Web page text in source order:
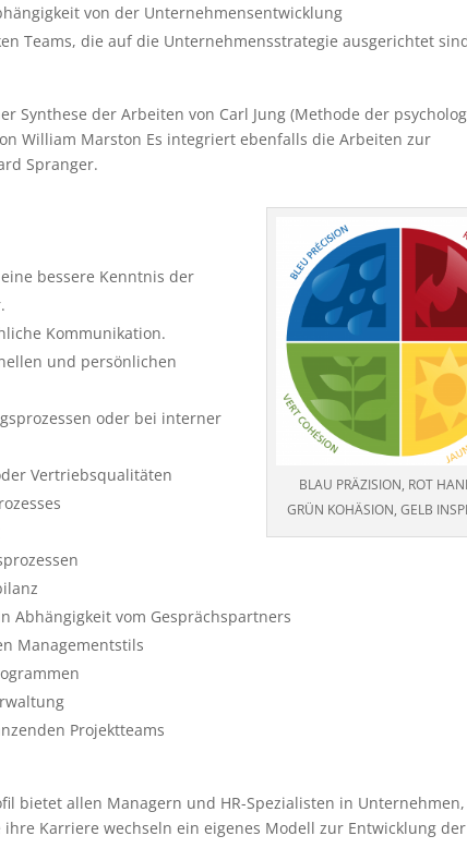
von der Unternehmensentwicklung
Teams, die auf die Unternehmensstrategie ausgerichtet
Synthese der Arbeiten von Carl Jung (Methode der
William Marston Es integriert ebenfalls die Arbeiten zur
Spranger.
BLAU PRÄZISION, ROT
GRÜN KOHÄSION, GELB
bessere Kenntnis der
Kommunikation.
und persönlichen
oder bei interner
Vertriebsqualitäten
Abhängigkeit vom Gesprächspartners
Managementstils
Projektteams
bietet allen Managern und HR-Spezialisten in Unternehmen,
Karriere wechseln ein eigenes Modell zur Entwicklung der